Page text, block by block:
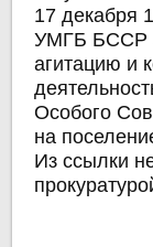
17 декабря
УМГБ БССР
агитацию и
Особого
на
Из ссылки